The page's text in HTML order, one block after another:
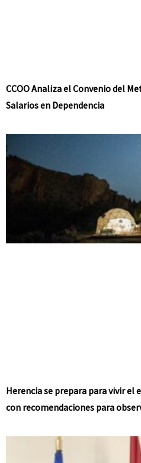
CCOO Analiza el Convenio del
Salarios en Dependencia
Herencia se prepara para vivir el
con recomendaciones para